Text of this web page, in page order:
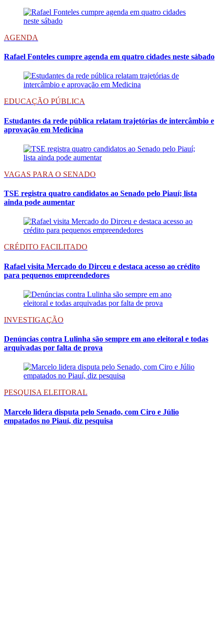
AGENDA
Rafael Fonteles cumpre agenda em quatro cidades neste sábado
EDUCAÇÃO PÚBLICA
Estudantes da rede pública relatam trajetórias de intercâmbio e
aprovação em Medicina
VAGAS PARA O SENADO
TSE registra quatro candidatos ao Senado pelo Piauí; lista
ainda pode aumentar
CRÉDITO FACILITADO
Rafael visita Mercado do Dirceu e destaca acesso ao crédito
para pequenos empreendedores
INVESTIGAÇÃO
Denúncias contra Lulinha são sempre em ano eleitoral e todas
arquivadas por falta de prova
PESQUISA ELEITORAL
Marcelo lidera disputa pelo Senado, com Ciro e Júlio
empatados no Piauí, diz pesquisa